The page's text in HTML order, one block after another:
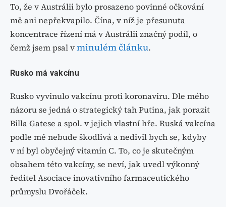
To, že v Austrálii bylo prosazeno povinné očkování
mě ani nepřekvapilo. Čína, v níž je přesunuta
koncentrace řízení má v Austrálii značný podíl, o
čemž jsem psal vminulém článku.
Rusko má vakcínu
Rusko vyvinulo vakcínu proti koronaviru. Dle mého
názoru se jedná o strategický tah Putina, jak porazit
Billa Gatese a spol. v jejich vlastní hře. Ruská vakcína
podle mě nebude škodlivá a nedivil bych se, kdyby
v ní byl obyčejný vitamín C. To, co je skutečným
obsahem této vakcíny, se neví, jak uvedl výkonný
ředitel Asociace inovativního farmaceutického
průmyslu Dvořáček.